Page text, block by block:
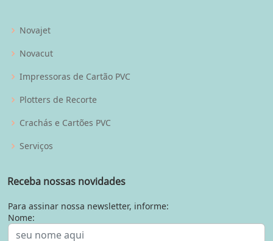
Novajet
Novacut
Impressoras de Cartão PVC
Plotters de Recorte
Crachás e Cartões PVC
Serviços
Receba nossas novidades
Para assinar nossa newsletter, informe:
Nome: